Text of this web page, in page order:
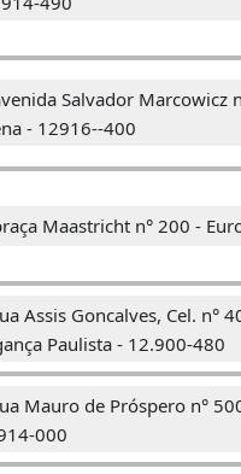
Salvador Marcowicz
- 12916--400
Maastricht n° 200 -
Assis Goncalves, Cel. n°
Paulista - 12.900-480
Mauro de Próspero n°
000